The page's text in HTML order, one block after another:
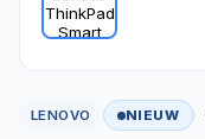
LENOVO NIEUW